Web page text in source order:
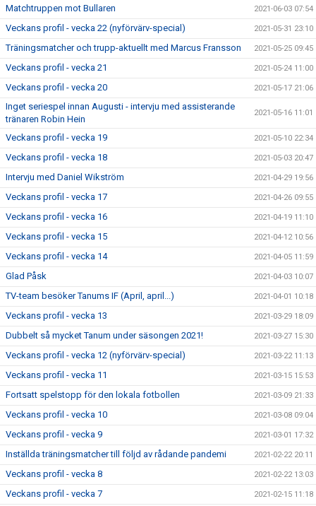
Matchtruppen mot Bullaren 2021-06-03 07:54
Veckans profil - vecka 22 (nyförvärv-special) 2021-05-31 23:10
Träningsmatcher och trupp-aktuellt med Marcus Fransson 2021-05-25 09:45
Veckans profil - vecka 21 2021-05-24 11:00
Veckans profil - vecka 20 2021-05-17 21:06
Inget seriespel innan Augusti - intervju med assisterande
tränaren Robin Hein
2021-05-16 11:01
Veckans profil - vecka 19 2021-05-10 22:34
Veckans profil - vecka 18 2021-05-03 20:47
Intervju med Daniel Wikström 2021-04-29 19:56
Veckans profil - vecka 17 2021-04-26 09:55
Veckans profil - vecka 16 2021-04-19 11:10
Veckans profil - vecka 15 2021-04-12 10:56
Veckans profil - vecka 14 2021-04-05 11:59
Glad Påsk 2021-04-03 10:07
TV-team besöker Tanums IF (April, april...) 2021-04-01 10:18
Veckans profil - vecka 13 2021-03-29 18:09
Dubbelt så mycket Tanum under säsongen 2021! 2021-03-27 15:30
Veckans profil - vecka 12 (nyförvärv-special) 2021-03-22 11:13
Veckans profil - vecka 11 2021-03-15 15:53
Fortsatt spelstopp för den lokala fotbollen 2021-03-09 21:33
Veckans profil - vecka 10 2021-03-08 09:04
Veckans profil - vecka 9 2021-03-01 17:32
Inställda träningsmatcher till följd av rådande pandemi 2021-02-22 20:11
Veckans profil - vecka 8 2021-02-22 13:03
Veckans profil - vecka 7 2021-02-15 11:18